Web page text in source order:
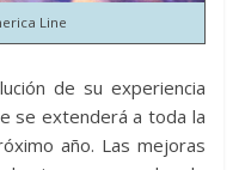
Line
de su experiencia
se extenderá a toda la
año. Las mejoras